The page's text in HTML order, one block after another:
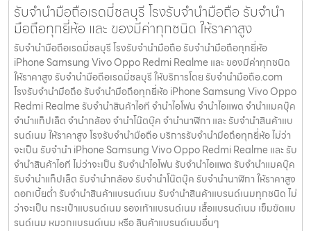
รับจำนำมือถือเรดมี่ชลบุรี โรงรับจำนำมือถือ รับจำนำ
มือถือทุกยี่ห้อ และ ของมีค่าทุกชนิด ให้ราคาสูง
รับจำนำมือถือเรดมี่ชลบุรี โรงรับจำนำมือถือ รับจำนำมือถือทุกยี่ห้อ
iPhone Samsung Vivo Oppo Redmi Realme และ ของมีค่าทุกชนิด
ให้ราคาสูง รับจำนำมือถือเรดมี่ชลบุรี ให้บริการโดย รับจํานํามือถือ.com
โรงรับจำนำมือถือ รับจำนำมือถือทุกยี่ห้อ iPhone Samsung Vivo Oppo
Redmi Realme รับจำนำสินค้าไอที จำนำไอโฟน จำนำไอแพด จำนำแมคบุ๊ค
จำนำแท็ปเล็ต จำนำกล้อง จำนำโน๊ตบุ๊ค จำนำนาฬิกา และ รับจำนำสินค้าแบ
รนด์เนม ให้ราคาสูง โรงรับจำนำมือถือ บริการรับจำนำมือถือทุกยี่ห้อ ไม่ว่า
จะเป็น รับจำนำ iPhone Samsung Vivo Oppo Redmi Realme และ รับ
จำนำสินค้าไอที ไม่ว่าจะเป็น รับจำนำไอโฟน รับจำนำไอแพด รับจำนำแมคบุ๊ค
รับจำนำแท็ปเล็ต รับจำนำกล้อง รับจำนำโน๊ตบุ๊ค รับจำนำนาฬิกา ให้ราคาสูง
ดอกเบี้ยต่ำ รับจำนำสินค้าแบรนด์เนม รับจำนำสินค้าแบรนด์เนมทุกชนิด ไม่
ว่าจะเป็น กระเป๋าแบรนด์เนม รองเท้าแบรนด์เนม เสื้อแบรนด์เนม เข็มขัดแบ
รนด์เนม หมวกแบรนด์เนม หรือ สินค้าแบรนด์เนมอื่นๆ